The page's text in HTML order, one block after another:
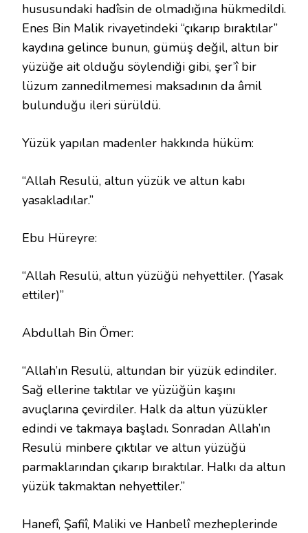
hususundaki hadîsin de olmadığına hükmedildi.
Enes Bin Malik rivayetindeki “çıkarıp bıraktılar”
kaydına gelince bunun, gümüş değil, altun bir
yüzüğe ait olduğu söylendiği gibi, şer’î bir
lüzum zannedilmemesi maksadının da âmil
bulunduğu ileri sürüldü.
Yüzük yapılan madenler hakkında hüküm:
“Allah Resulü, altun yüzük ve altun kabı
yasakladılar.”
Ebu Hüreyre:
“Allah Resulü, altun yüzüğü nehyettiler. (Yasak
ettiler)”
Abdullah Bin Ömer:
“Allah’ın Resulü, altundan bir yüzük edindiler.
Sağ ellerine taktılar ve yüzüğün kaşını
avuçlarına çevirdiler. Halk da altun yüzükler
edindi ve takmaya başladı. Sonradan Allah’ın
Resulü minbere çıktılar ve altun yüzüğü
parmaklarından çıkarıp bıraktılar. Halkı da altun
yüzük takmaktan nehyettiler.”
Hanefî, Şafiî, Maliki ve Hanbelî mezheplerinde